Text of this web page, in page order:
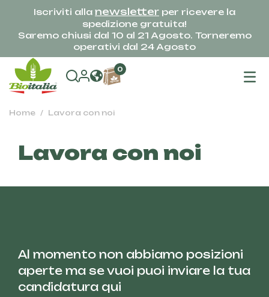
Iscriviti alla newsletter per ricevere la
spedizione gratuita!
Saremo chiusi dal 10 al 21 Agosto. Torneremo
operativi dal 24 Agosto
0
Home Lavora con noi
Lavora con noi
Al momento non abbiamo posizioni
aperte ma se vuoi puoi inviare la tua
candidatura qui